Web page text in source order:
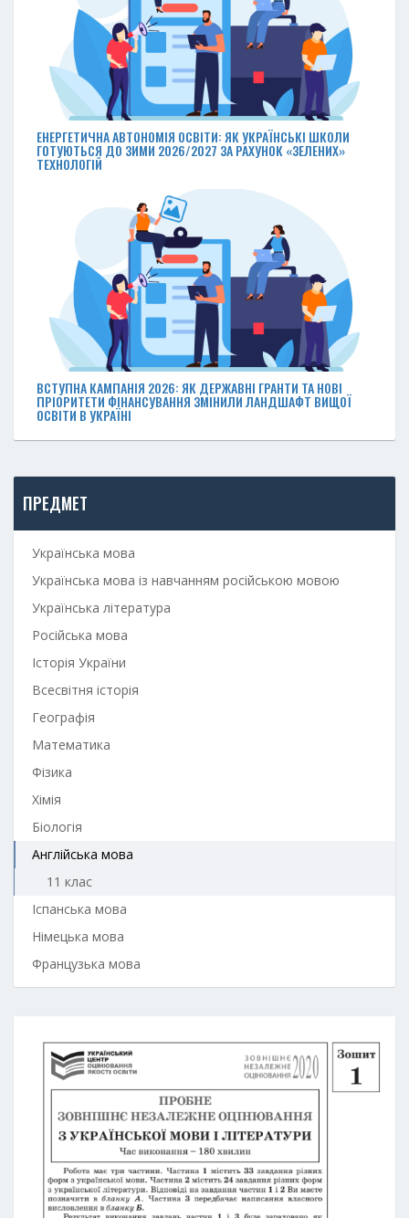
ЕНЕРГЕТИЧНА АВТОНОМІЯ ОСВІТИ: ЯК УКРАЇНСЬКІ ШКОЛИ
ГОТУЮТЬСЯ ДО ЗИМИ 2026/2027 ЗА РАХУНОК «ЗЕЛЕНИХ»
ТЕХНОЛОГІЙ
ВСТУПНА КАМПАНІЯ 2026: ЯК ДЕРЖАВНІ ГРАНТИ ТА НОВІ
ПРІОРИТЕТИ ФІНАНСУВАННЯ ЗМІНИЛИ ЛАНДШАФТ ВИЩОЇ
ОСВІТИ В УКРАЇНІ
ПРЕДМЕТ
Українська мова
Українська мова із навчанням російською мовою
Українська література
Російська мова
Історія України
Всесвітня історія
Географія
Математика
Фізика
Хімія
Біологія
Англійська мова
11 клас
Іспанська мова
Німецька мова
Французька мова